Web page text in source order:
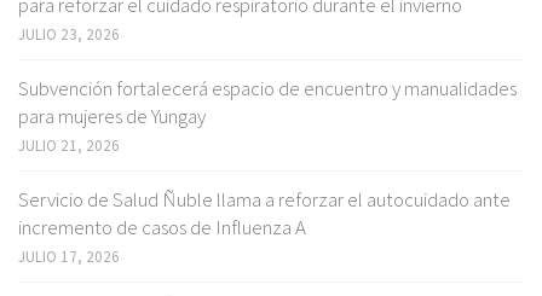
JULIO 23, 2026
Subvención fortalecerá espacio de encuentro y manualidades
para mujeres de Yungay
JULIO 21, 2026
Servicio de Salud Ñuble llama a reforzar el autocuidado ante
incremento de casos de Influenza A
JULIO 17, 2026